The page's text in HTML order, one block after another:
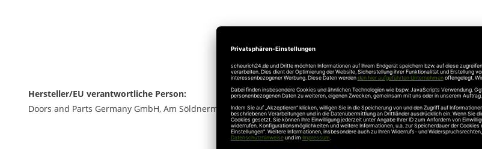
Angaben zur
Hersteller/EU verantwortliche Person:
Doors and Parts Germany GmbH, Am Söldnermoos 17, 85399 Hallbergmoos, Telefon +49 811 998650 ,